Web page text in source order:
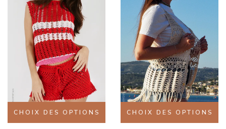
CHOIX DES OPTIONS CHOIX DES OPTIONS